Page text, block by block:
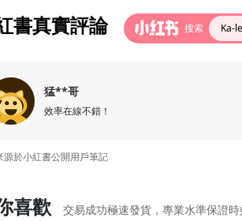
書真實評論 搜索 Ka-
猛**哥
效率在線不錯！
源於小紅書公開用戶筆記
喜歡 交易成功極速發貨，專業水準保證時